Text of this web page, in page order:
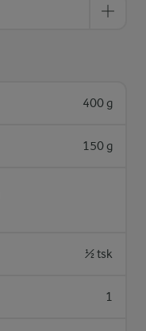
400 g
150 g
½ tsk
1